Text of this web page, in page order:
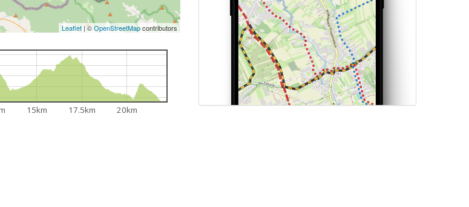
Leaflet |©OpenStreetMapcontributors
15km 17.5km 20km